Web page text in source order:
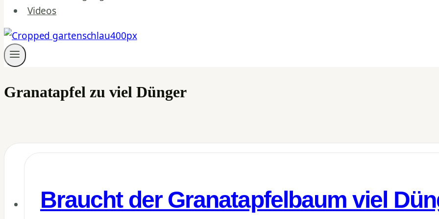
Videos
Granatapfel zu viel Dünger
Braucht der Granatapfelbaum viel